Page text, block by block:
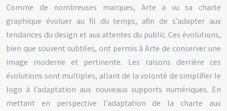
Comme de nombreuses marques, Arte a vu sa charte
graphique évoluer au fil du temps, afin de s’adapter aux
tendances du design et aux attentes du public. Ces évolutions,
bien que souvent subtiles, ont permis à Arte de conserver une
image moderne et pertinente. Les raisons derrière ces
évolutions sont multiples, allant de la volonté de simplifier le
logo à l’adaptation aux nouveaux supports numériques. En
mettant en perspective l’adaptation de la charte aux